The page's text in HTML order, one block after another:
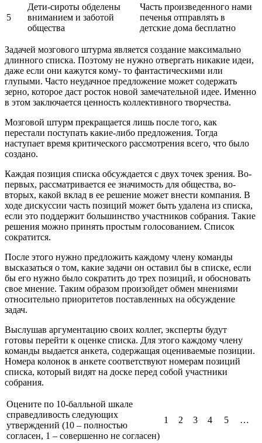
5
Дети-сироты обделены
вниманием и заботой
общества
Часть произведенного нами
печенья отправлять в
детские дома бесплатно
Задачей мозгового штурма является создание максимально
длинного списка. Поэтому не нужно отвергать никакие идеи,
даже если они кажутся кому- то фантастическими или
глупыми. Часто неудачное предложение может содержать
зерно, которое даст росток новой замечательной идее. Именно
в этом заключается ценность коллективного творчества.
Мозговой штурм прекращается лишь после того, как
перестали поступать какие-либо предложения. Тогда
наступает время критического рассмотрения всего, что было
создано.
Каждая позиция списка обсуждается с двух точек зрения. Во-
первых, рассматривается ее значимость для общества, во-
вторых, какой вклад в ее решение может внести компания. В
ходе дискуссии часть позиций может быть удалена из списка,
если это поддержит большинство участников собрания. Такие
решения можно принять простым голосованием. Список
сократится.
После этого нужно предложить каждому члену команды
высказаться о том, какие задачи он оставил бы в списке, если
бы его нужно было сократить до трех позиций, и обосновать
свое мнение. Таким образом произойдет обмен мнениями
относительно приоритетов поставленных на обсуждение
задач.
Выслушав аргументацию своих коллег, эксперты будут
готовы перейти к оценке списка. Для этого каждому члену
команды выдается анкета, содержащая оцениваемые позиции.
Номера колонок в анкете соответствуют номерам позиций
списка, который видят на доске перед собой участники
собрания.
Оцените по 10-балльной шкале
справедливость следующих
утверждений (10 – полностью
согласен, 1 – совершенно не согласен)
1 2 3 4 5 …